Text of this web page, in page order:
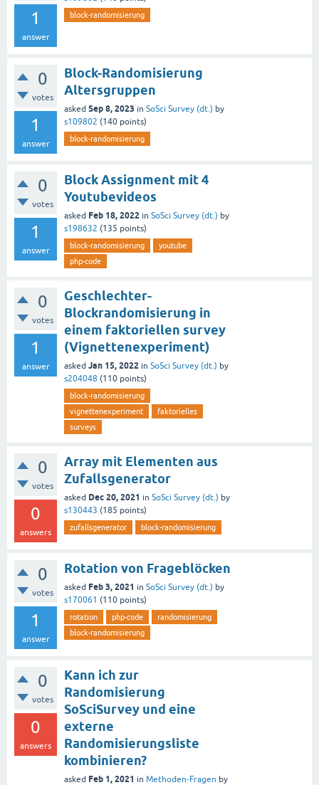
1
answer
block-randomisierung
0
votes
1
answer
Block-Randomisierung
Altersgruppen
asked Sep 8, 2023 in SoSci Survey (dt.) by
s109802 (140 points)
block-randomisierung
0
votes
1
answer
Block Assignment mit 4
Youtubevideos
asked Feb 18, 2022 in SoSci Survey (dt.) by
s198632 (135 points)
block-randomisierung
youtube
php-code
0
votes
1
answer
Geschlechter-
Blockrandomisierung in
einem faktoriellen survey
(Vignettenexperiment)
asked Jan 15, 2022 in SoSci Survey (dt.) by
s204048 (110 points)
block-randomisierung
vignettenexperiment
faktorielles
surveys
0
votes
0
answers
Array mit Elementen aus
Zufallsgenerator
asked Dec 20, 2021 in SoSci Survey (dt.) by
s130443 (185 points)
zufallsgenerator block-randomisierung
0
votes
1
answer
Rotation von Frageblöcken
asked Feb 3, 2021 in SoSci Survey (dt.) by
s170061 (110 points)
rotation php-code
randomisierung
block-randomisierung
0
votes
0
answers
Kann ich zur
Randomisierung
SoSciSurvey und eine
externe
Randomisierungsliste
kombinieren?
asked Feb 1, 2021 in Methoden-Fragen by